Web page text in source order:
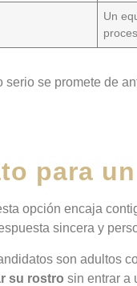
Un
se promete de
para
opción encaja
sincera y
son adultos
su rostro sin entrar a